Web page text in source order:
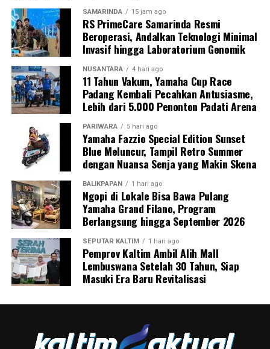
SAMARINDA 15 jam ago
RS PrimeCare Samarinda Resmi
Beroperasi, Andalkan Teknologi Minimal
Invasif hingga Laboratorium Genomik
NUSANTARA 4 hari ago
11 Tahun Vakum, Yamaha Cup Race
Padang Kembali Pecahkan Antusiasme,
Lebih dari 5.000 Penonton Padati Arena
PARIWARA 5 hari ago
Yamaha Fazzio Special Edition Sunset
Blue Meluncur, Tampil Retro Summer
dengan Nuansa Senja yang Makin Skena
BALIKPAPAN 1 hari ago
Ngopi di Lokale Bisa Bawa Pulang
Yamaha Grand Filano, Program
Berlangsung hingga September 2026
SEPUTAR KALTIM 1 hari ago
Pemprov Kaltim Ambil Alih Mall
Lembuswana Setelah 30 Tahun, Siap
Masuki Era Baru Revitalisasi